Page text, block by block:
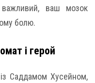
ваш мозок
болю.
і герой
Саддамом Хусейном,